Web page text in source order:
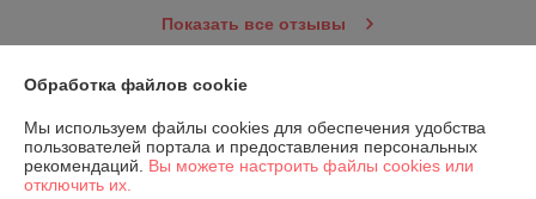
Показать все отзывы
Контакты
Обработка файлов cookie
Мы используем файлы cookies для обеспечения удобства
пользователей портала и предоставления персональных
рекомендаций. Вы можете настроить файлы cookies или
отключить их.